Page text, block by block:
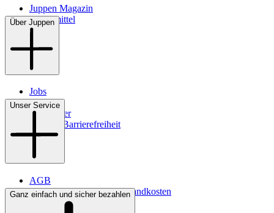
Juppen Magazin
Pflegemittel
Über Juppen
Jobs
Filialen
Newsletter
Digitale Barrierefreiheit
Unser Service
AGB
Lieferbedingungen & Versandkosten
Bezahlung
Ganz einfach und sicher bezahlen